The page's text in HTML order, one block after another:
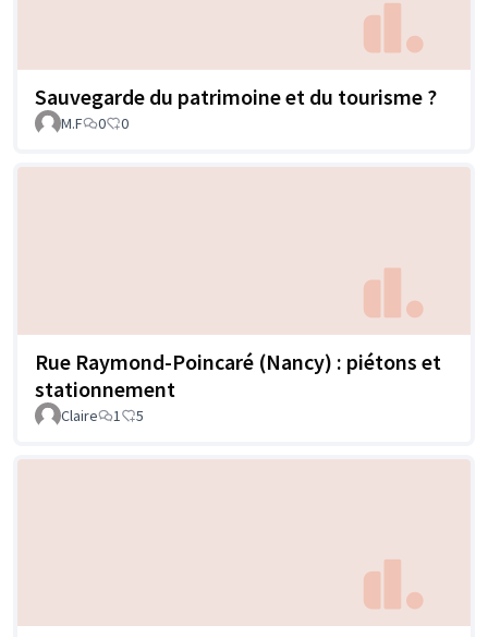
Sauvegarde du patrimoine et du tourisme ?
M.F 0 0
Rue Raymond-Poincaré (Nancy) : piétons et
stationnement
Claire 1 5